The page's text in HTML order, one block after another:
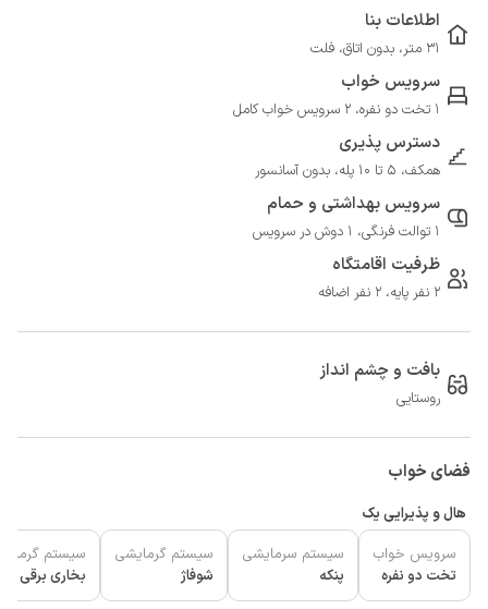
اطلاعات بنا
31 متر، بدون اتاق، فلت
سرویس خواب
1 تخت دو نفره، 2 سرویس خواب کامل
دسترس پذیری
همکف، 5 تا 10 پله، بدون آسانسور
سرویس بهداشتی و حمام
1 توالت فرنگی، 1 دوش در سرویس
ظرفیت اقامتگاه
2 نفر پایه، 2 نفر اضافه
بافت و چشم انداز
روستایی
فضای خواب
هال و پذیرایی یک
سرویس خواب
تخت دو نفره
سیستم سرمایشی
پنکه
سیستم گرمایشی
شوفاژ
سیستم
بخاری برقی